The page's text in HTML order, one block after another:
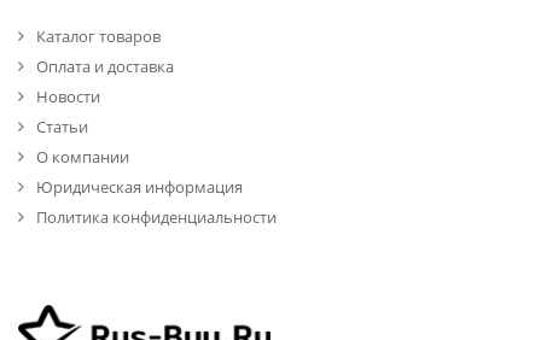
Каталог товаров
Оплата и доставка
Новости
Статьи
О компании
Юридическая информация
Политика конфиденциальности